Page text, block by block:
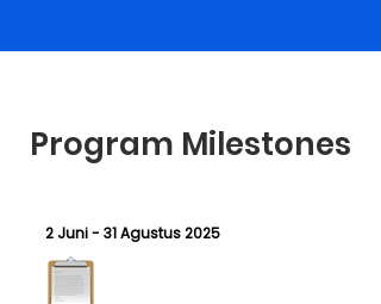
Program Milestones
2 Juni - 31 Agustus 2025